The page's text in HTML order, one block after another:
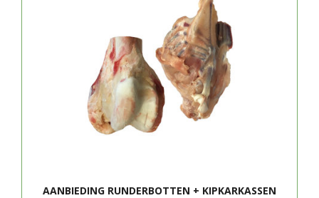
AANBIEDING RUNDERBOTTEN + KIPKARKASSEN